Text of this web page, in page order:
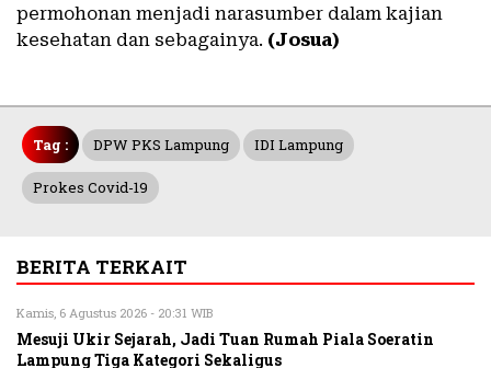
permohonan menjadi narasumber dalam kajian
kesehatan dan sebagainya. (Josua)
Tag : DPW PKS Lampung IDI Lampung
Prokes Covid-19
BERITA TERKAIT
Kamis, 6 Agustus 2026 - 20:31 WIB
Mesuji Ukir Sejarah, Jadi Tuan Rumah Piala Soeratin
Lampung Tiga Kategori Sekaligus